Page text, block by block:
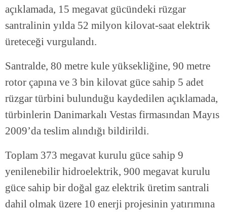
açıklamada, 15 megavat gücündeki rüzgar
santralinin yılda 52 milyon kilovat-saat elektrik
üreteceği vurgulandı.
Santralde, 80 metre kule yüksekliğine, 90 metre
rotor çapına ve 3 bin kilovat güce sahip 5 adet
rüzgar türbini bulunduğu kaydedilen açıklamada,
türbinlerin Danimarkalı Vestas firmasından Mayıs
2009’da teslim alındığı bildirildi.
Toplam 373 megavat kurulu güce sahip 9
yenilenebilir hidroelektrik, 900 megavat kurulu
güce sahip bir doğal gaz elektrik üretim santrali
dahil olmak üzere 10 enerji projesinin yatırımına